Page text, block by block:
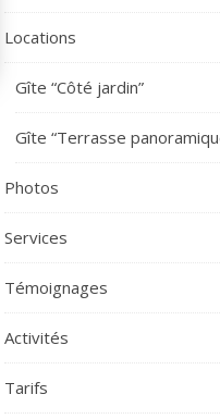
Locations
Gîte “Côté jardin”
Gîte “Terrasse
Photos
Services
Témoignages
Activités
Tarifs